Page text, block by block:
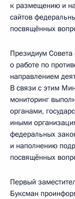
к размещению и
сайтов
посвящённых
Президиум
о работе по
направлением
В связи с этим
мониторинг
органами,
иными
федеральных
и наполнению
посвящённых
Первый
Буксман